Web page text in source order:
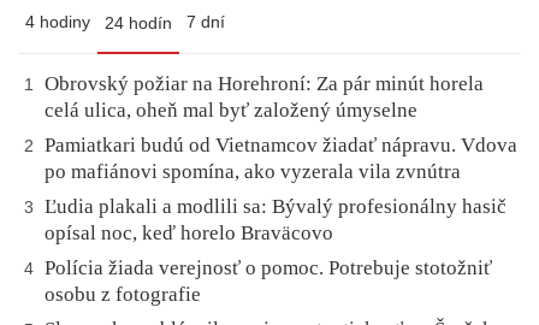
4 hodiny 24 hodín 7 dní
1
Obrovský požiar na Horehroní: Za pár minút horela
celá ulica, oheň mal byť založený úmyselne
2
Pamiatkari budú od Vietnamcov žiadať nápravu. Vdova
po mafiánovi spomína, ako vyzerala vila zvnútra
3
Ľudia plakali a modlili sa: Bývalý profesionálny hasič
opísal noc, keď horelo Braväcovo
4 Polícia žiada verejnosť o pomoc. Potrebuje stotožniť
osobu z fotografie